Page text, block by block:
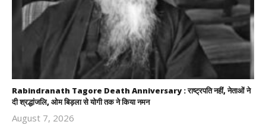
Rabindranath Tagore Death Anniversary : राष्ट्रपति नहीं, नेताओं ने
दी श्रद्धांजलि, ओम बिड़ला से योगी तक ने किया नमन
August 7, 2026